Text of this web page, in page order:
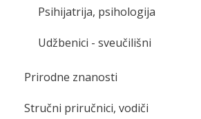
Psihijatrija, psihologija
Udžbenici - sveučilišni
Prirodne znanosti
Stručni priručnici, vodiči